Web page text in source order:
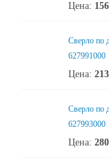
Цена: 156
Сверло по
627991000
Цена: 213
Сверло по
627993000
Цена: 280